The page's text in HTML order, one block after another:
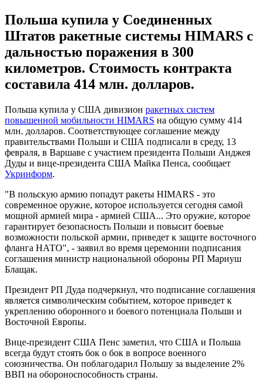
Польша купила у Соединенных
Штатов ракетные системы HIMARS с
дальностью поражения в 300
километров. Стоимость контракта
составила 414 млн. долларов.
Польша купила у США дивизион ракетных систем
повышенной мобильности HIMARS на общую сумму 414
млн. долларов. Соответствующее соглашение между
правительствами Польши и США подписали в среду, 13
февраля, в Варшаве с участием президента Польши Анджея
Дуды и вице-президента США Майка Пенса, сообщает
Укринформ.
"В польскую армию попадут ракеты HIMARS - это
современное оружие, которое используется сегодня самой
мощной армией мира - армией США... Это оружие, которое
гарантирует безопасность Польши и повысит боевые
возможности польской армии, приведет к защите восточного
фланга НАТО", - заявил во время церемонии подписания
соглашения министр национальной обороны РП Мариуш
Блащак.
Президент РП Дуда подчеркнул, что подписание соглашения
является символическим событием, которое приведет к
укреплению оборонного и боевого потенциала Польши и
Восточной Европы.
Вице-президент США Пенс заметил, что США и Польша
всегда будут стоять бок о бок в вопросе военного
союзничества. Он поблагодарил Польшу за выделение 2%
ВВП на обороноспособность страны.